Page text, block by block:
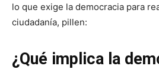
lo que exige la democracia para
ciudadanía, pillen:
¿Qué implica la